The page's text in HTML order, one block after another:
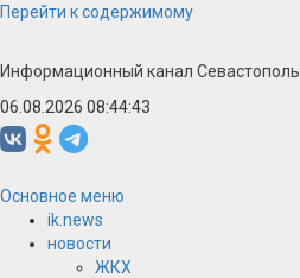
Перейти к содержимому
Информационный канал Севастополь
06.08.2026 08:44:44
Основное меню
ik.news
новости
ЖКХ